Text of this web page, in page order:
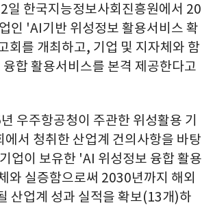
일 한국지능정보사회진흥원에서 20
인 'AI기반 위성정보 활용서비스 확
회를 개최하고, 기업 및 지자체와 함
합 활용서비스를 본격 제공한다고
우주항공청이 주관한 위성활용 기
서 청취한 산업계 건의사항을 바탕
업이 보유한 'AI 위성정보 융합 활용
와 실증함으로써 2030년까지 해외
산업계 성과 실적을 확보(13개)하